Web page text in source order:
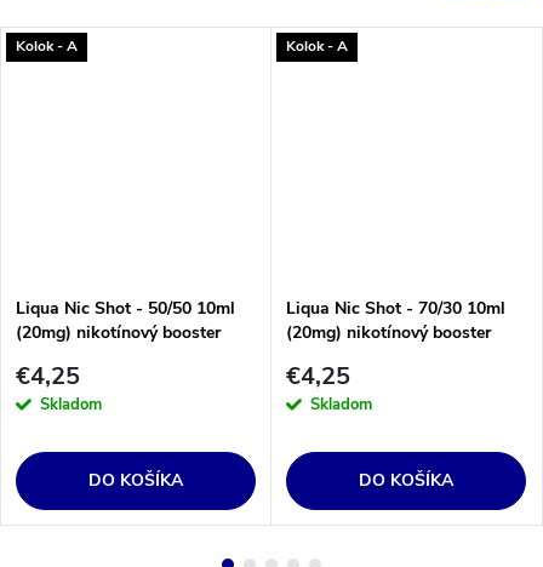
Kolok - A
Liqua Nic Shot - 50/50 10ml
(20mg) nikotínový booster
€4,25
Skladom
DO KOŠÍKA
Kolok - A
Liqua Nic Shot - 70/30 10ml
(20mg) nikotínový booster
€4,25
Skladom
DO KOŠÍKA